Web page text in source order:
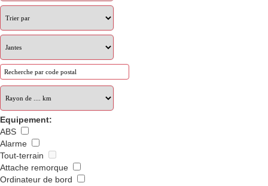
Equipement:
ABS
Alarme
Tout-terrain
Attache remorque
Ordinateur de bord